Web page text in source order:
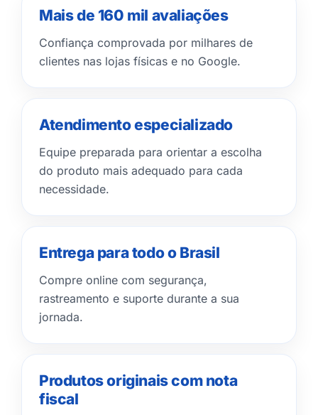
Mais de 160 mil avaliações
Confiança comprovada por milhares de
clientes nas lojas físicas e no Google.
Atendimento especializado
Equipe preparada para orientar a escolha
do produto mais adequado para cada
necessidade.
Entrega para todo o Brasil
Compre online com segurança,
rastreamento e suporte durante a sua
jornada.
Produtos originais com nota
fiscal